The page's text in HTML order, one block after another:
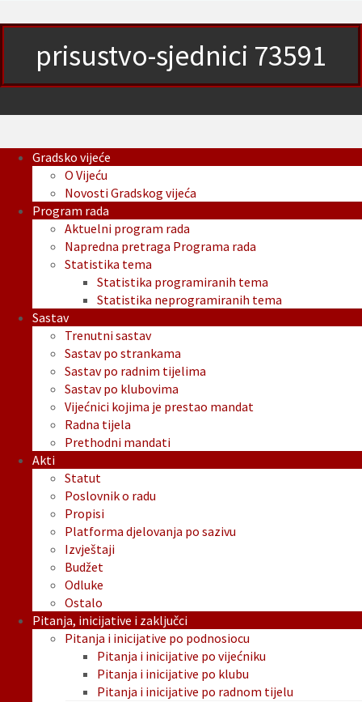
prisustvo-sjednici 73591
Gradsko vijeće
O Vijeću
Novosti Gradskog vijeća
Program rada
Aktuelni program rada
Napredna pretraga Programa rada
Statistika tema
Statistika programiranih tema
Statistika neprogramiranih tema
Sastav
Trenutni sastav
Sastav po strankama
Sastav po radnim tijelima
Sastav po klubovima
Vijećnici kojima je prestao mandat
Radna tijela
Prethodni mandati
Akti
Statut
Poslovnik o radu
Propisi
Platforma djelovanja po sazivu
Izvještaji
Budžet
Odluke
Ostalo
Pitanja, inicijative i zaključci
Pitanja i inicijative po podnosiocu
Pitanja i inicijative po vijećniku
Pitanja i inicijative po klubu
Pitanja i inicijative po radnom tijelu